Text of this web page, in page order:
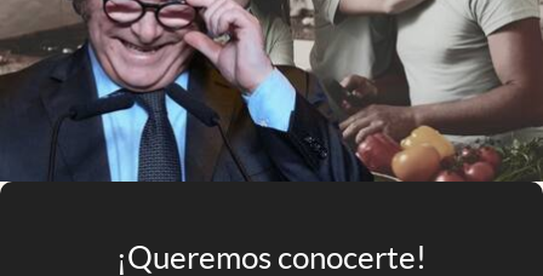
Eventos Corporativos
El Cronista Studio
Mediakit
abre en nueva pestaña
¡Queremos conocerte!